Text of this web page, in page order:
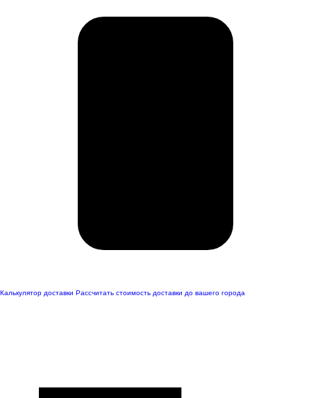
Калькулятор доставки Рассчитать стоимость доставки до вашего города